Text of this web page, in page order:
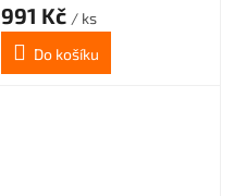
991 Kč / ks
Do košíku